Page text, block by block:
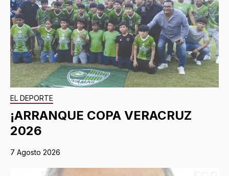
EL DEPORTE
¡ARRANQUE COPA VERACRUZ
2026
7 Agosto 2026